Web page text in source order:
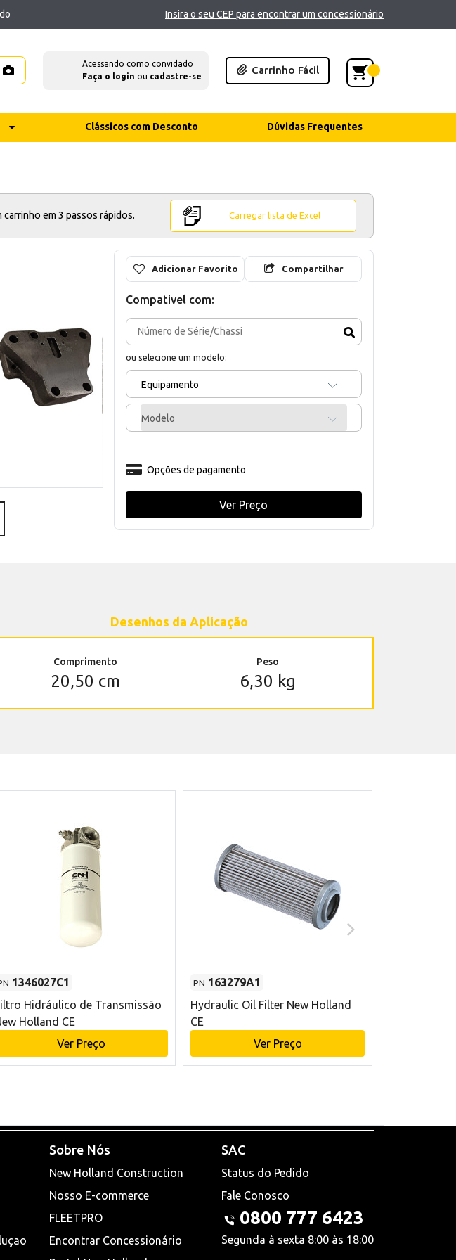
Insira o seu CEP para encontrar um concessionário
Acessando como convidado
Faça o login ou cadastre-se
Carrinho Fácil
Clássicos com Desconto Dúvidas Frequentes
em 3 passos rápidos. Carregar lista de Excel
Adicionar Favorito Compartilhar
Compativel com:
ou selecione um modelo:
Equipamento
Modelo
Opções de pagamento
Ver Preço
Desenhos da Aplicação
Comprimento
20,50 cm
Peso
6,30 kg
1346027C1
Hidráulico de Transmissão
Holland CE
Ver Preço
PN 163279A1
Hydraulic Oil Filter New Holland
CE
Ver Preço
Sobre Nós
New Holland Construction
Nosso E-commerce
FLEETPRO
Encontrar Concessionário
SAC
Status do Pedido
Fale Conosco
0800 777 6423
Segunda à sexta 8:00 às 18:00